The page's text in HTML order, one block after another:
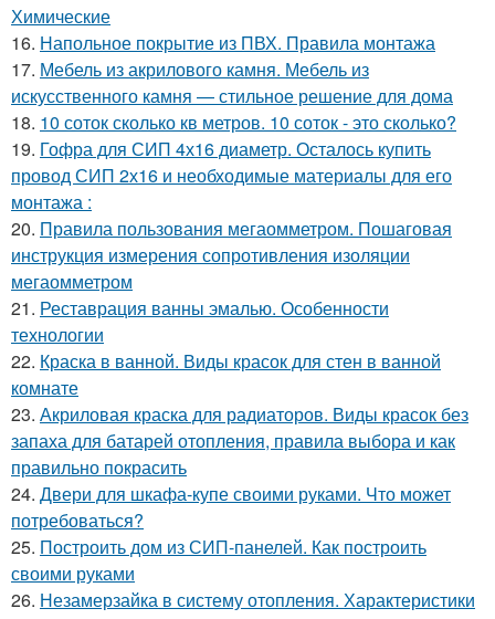
Химические
16. Напольное покрытие из ПВХ. Правила монтажа
17. Мебель из акрилового камня. Мебель из
искусственного камня — стильное решение для дома
18. 10 соток сколько кв метров. 10 соток - это сколько?
19. Гофра для СИП 4х16 диаметр. Осталось купить
провод СИП 2х16 и необходимые материалы для его
монтажа :
20. Правила пользования мегаомметром. Пошаговая
инструкция измерения сопротивления изоляции
мегаомметром
21. Реставрация ванны эмалью. Особенности
технологии
22. Краска в ванной. Виды красок для стен в ванной
комнате
23. Акриловая краска для радиаторов. Виды красок без
запаха для батарей отопления, правила выбора и как
правильно покрасить
24. Двери для шкафа-купе своими руками. Что может
потребоваться?
25. Построить дом из СИП-панелей. Как построить
своими руками
26. Незамерзайка в систему отопления. Характеристики